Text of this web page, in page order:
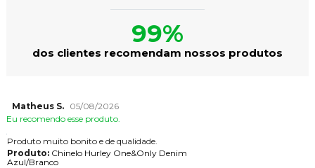
99%
dos clientes recomendam nossos produtos
Matheus S.
05/08/2026
Eu recomendo esse produto.
Produto muito bonito e de qualidade.
Produto:Chinelo Hurley One&Only Denim
Azul/Branco